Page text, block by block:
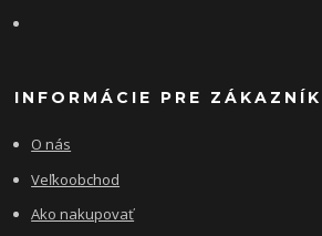
INFORMÁCIE PRE
O nás
Veľkoobchod
Ako nakupovať